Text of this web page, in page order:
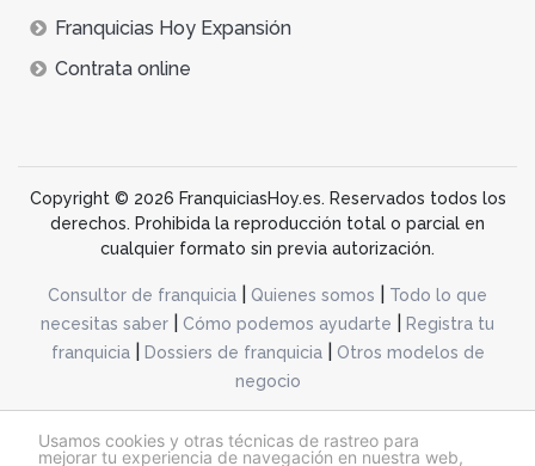
Usamos cookies y otras técnicas de rastreo para
mejorar tu experiencia de navegación en nuestra web,
Franquicias Hoy Expansión
Contrata online
Copyright © 2026 FranquiciasHoy.es. Reservados todos los
derechos. Prohibida la reproducción total o parcial en
cualquier formato sin previa autorización.
Consultor de franquicia Quienes somos
Todo lo que
necesitas saber
Cómo podemos ayudarte
Registra tu
franquicia| Dossiers de franquicia|
Otros modelos de
negocio